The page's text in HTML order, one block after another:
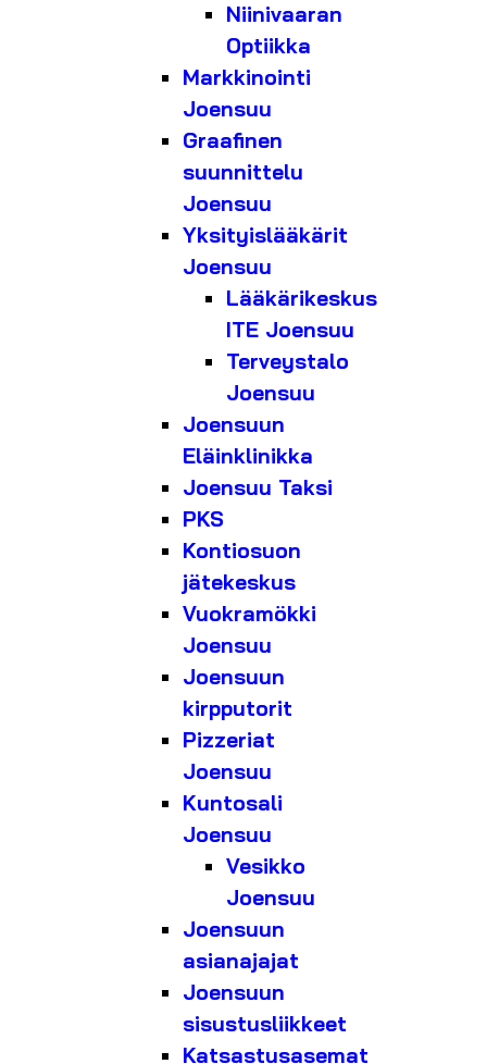
Niinivaaran
Optiikka
Markkinointi
Joensuu
Graafinen
suunnittelu
Joensuu
Yksityislääkärit
Joensuu
Lääkärikeskus
ITE Joensuu
Terveystalo
Joensuu
Joensuun
Eläinklinikka
Joensuu Taksi
PKS
Kontiosuon
jätekeskus
Vuokramökki
Joensuu
Joensuun
kirpputorit
Pizzeriat
Joensuu
Kuntosali
Joensuu
Vesikko
Joensuu
Joensuun
asianajajat
Joensuun
sisustusliikkeet
Katsastusasemat